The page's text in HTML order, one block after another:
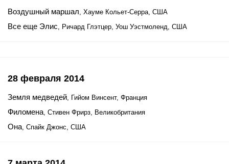
Воздушный маршал, Хауме Кольет-Серра, США
Все еще Элис, Ричард Глэтцер, Уош Уэстмоленд, США
28 февраля 2014
Земля медведей, Гийом Винсент, Франция
Филомена, Стивен Фрирз, Великобритания
Она, Спайк Джонс, США